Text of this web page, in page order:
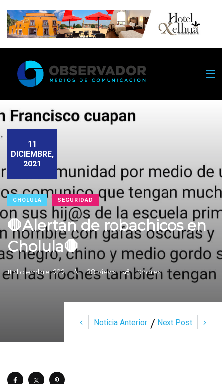
Noticia Anterior Next Post
11
DICIEMBRE,
2021
CHOLULA SEGURIDAD
🛑Alertan de robachicos en
Cholula🛑
11 diciembre, 2021 38 Views Shares